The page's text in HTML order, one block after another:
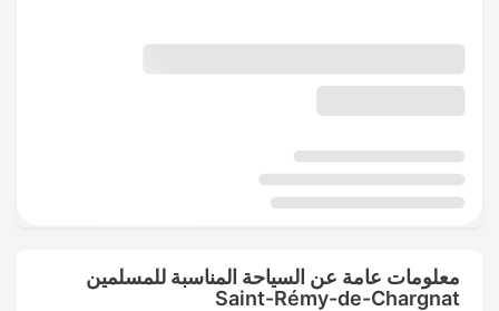
معلومات عامة عن السياحة المناسبة للمسلمين
Saint-Rémy-de-Chargnat